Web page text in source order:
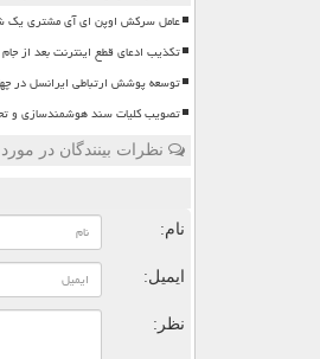
عامل سرکش اوپن ای آی مشتری یک
تکذیب ادعای قطع اینترنت بعد از جام
توسعه پوشش ارتباطی ایرانسل در
تصویب کلیات سند هوشمندسازی و
نظرات بینندگان در
نام:
ایمیل:
نظر: